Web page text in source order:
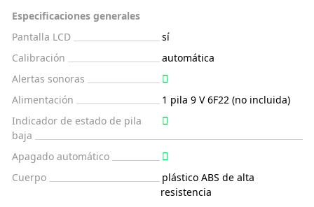
Especificaciones generales
Pantalla LCD
sí
Calibración
automática
Alertas sonoras
Alimentación
1 pila 9 V 6F22 (no incluida)
Indicador de estado de pila
baja
Apagado automático
Cuerpo
plástico ABS de alta
resistencia